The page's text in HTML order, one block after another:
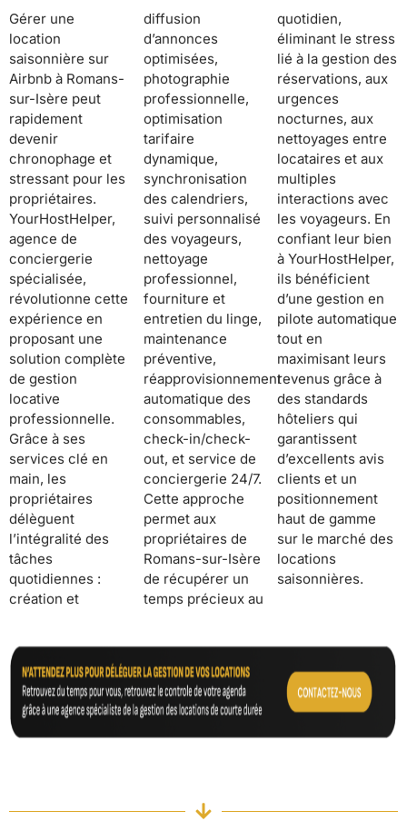
Gérer une
location
saisonnière sur
Airbnb à Romans-
sur-Isère peut
rapidement
devenir
chronophage et
stressant pour les
propriétaires.
YourHostHelper,
agence de
conciergerie
spécialisée,
révolutionne cette
expérience en
proposant une
solution complète
de gestion
locative
professionnelle.
Grâce à ses
services clé en
main, les
propriétaires
délèguent
l’intégralité des
tâches
quotidiennes :
création et
diffusion
d’annonces
optimisées,
photographie
professionnelle,
optimisation
tarifaire
dynamique,
synchronisation
des calendriers,
suivi personnalisé
des voyageurs,
nettoyage
professionnel,
fourniture et
entretien du linge,
maintenance
préventive,
réapprovisionnement
automatique des
consommables,
check-in/check-
out, et service de
conciergerie 24/7.
Cette approche
permet aux
propriétaires de
Romans-sur-Isère
de récupérer un
temps précieux au
quotidien,
éliminant le stress
lié à la gestion des
réservations, aux
urgences
nocturnes, aux
nettoyages entre
locataires et aux
multiples
interactions avec
les voyageurs. En
confiant leur bien
à YourHostHelper,
ils bénéficient
d’une gestion en
pilote automatique
tout en
maximisant leurs
revenus grâce à
des standards
hôteliers qui
garantissent
d’excellents avis
clients et un
positionnement
haut de gamme
sur le marché des
locations
saisonnières.